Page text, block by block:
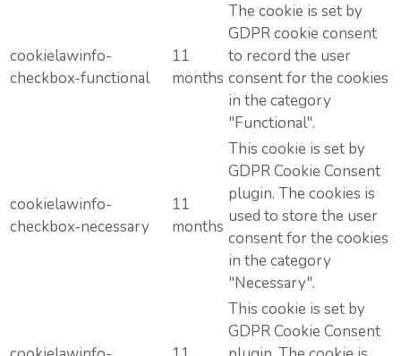
cookielawinfo-
checkbox-functional
11
months
The cookie is set by
GDPR cookie consent
to record the user
consent for the cookies
in the category
"Functional".
cookielawinfo-
checkbox-necessary
11
months
This cookie is set by
GDPR Cookie Consent
plugin. The cookies is
used to store the user
consent for the cookies
in the category
"Necessary".
This cookie is set by
GDPR Cookie Consent